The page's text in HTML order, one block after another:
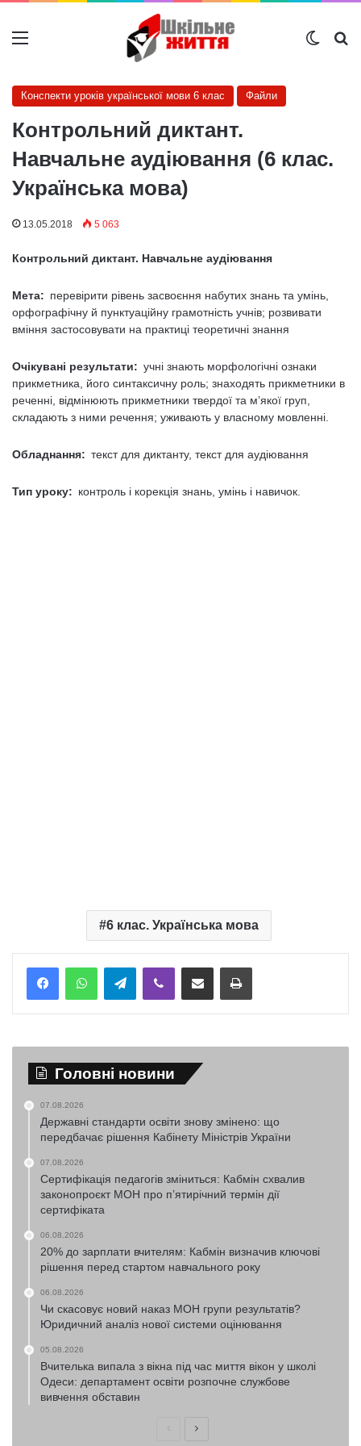
Меню
Конспекти уроків української мови 6 клас Файли
Контрольний диктант.
Навчальне аудіювання (6 клас.
Українська мова)
13.05.2018 5 063
Контрольний диктант. Навчальне аудіювання
Мета: перевірити рівень засвоєння набутих знань та умінь,
орфографічну й пунктуаційну грамотність учнів; розвивати
вміння застосовувати на практиці теоретичні знання
Очікувані результати: учні знають морфологічні ознаки
прикметника, його синтаксичну роль; знаходять прикметники в
реченні, відмінюють прикметники твердої та м’якої груп,
складають з ними речення; уживають у власному мовленні.
Обладнання: текст для диктанту, текст для аудіювання
Тип уроку: контроль і корекція знань, умінь і навичок.
6 клас. Українська мова
TelegramViber Надіслати електронною поштоюНадрукувати
Головні новини
07.08.2026
Державні стандарти освіти знову змінено: що
передбачає рішення Кабінету Міністрів України
07.08.2026
Сертифікація педагогів зміниться: Кабмін схвалив
законопроєкт МОН про п’ятирічний термін дії
сертифіката
06.08.2026
20% до зарплати вчителям: Кабмін визначив ключові
рішення перед стартом навчального року
06.08.2026
Чи скасовує новий наказ МОН групи результатів?
Юридичний аналіз нової системи оцінювання
05.08.2026
Вчителька випала з вікна під час миття вікон у школі
Одеси: департамент освіти розпочне службове
вивчення обставин
ПопередняНаступна